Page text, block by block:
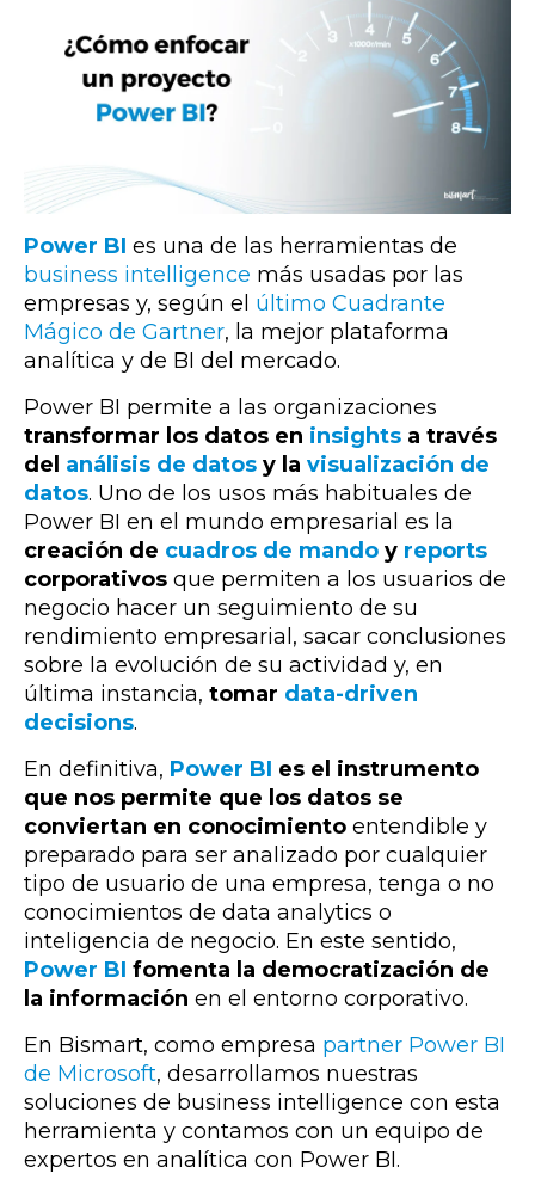
Power BI es una de las herramientas de
business intelligence más usadas por las
empresas y, según el último Cuadrante
Mágico de Gartner, la mejor plataforma
analítica y de BI del mercado.
Power BI permite a las organizaciones
transformar los datos en insights a través
del análisis de datos y la visualización de
datos. Uno de los usos más habituales de
Power BI en el mundo empresarial es la
creación de cuadros de mando y reports
corporativos que permiten a los usuarios de
negocio hacer un seguimiento de su
rendimiento empresarial, sacar conclusiones
sobre la evolución de su actividad y, en
última instancia, tomar data-driven
decisions.
En definitiva, Power BI es el instrumento
que nos permite que los datos se
conviertan en conocimiento entendible y
preparado para ser analizado por cualquier
tipo de usuario de una empresa, tenga o no
conocimientos de data analytics o
inteligencia de negocio. En este sentido,
Power BI fomenta la democratización de
la información en el entorno corporativo.
En Bismart, como empresa partner Power BI
de Microsoft, desarrollamos nuestras
soluciones de business intelligence con esta
herramienta y contamos con un equipo de
expertos en analítica con Power BI.